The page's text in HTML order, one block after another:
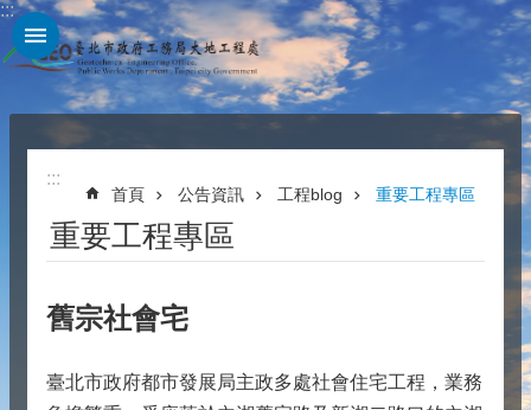
跳到主要內容區塊
:::
:::
首頁 公告資訊 工程blog 重要工程專區
重要工程專區
舊宗社會宅
臺北市政府都市發展局主政多處社會住宅工程，業務